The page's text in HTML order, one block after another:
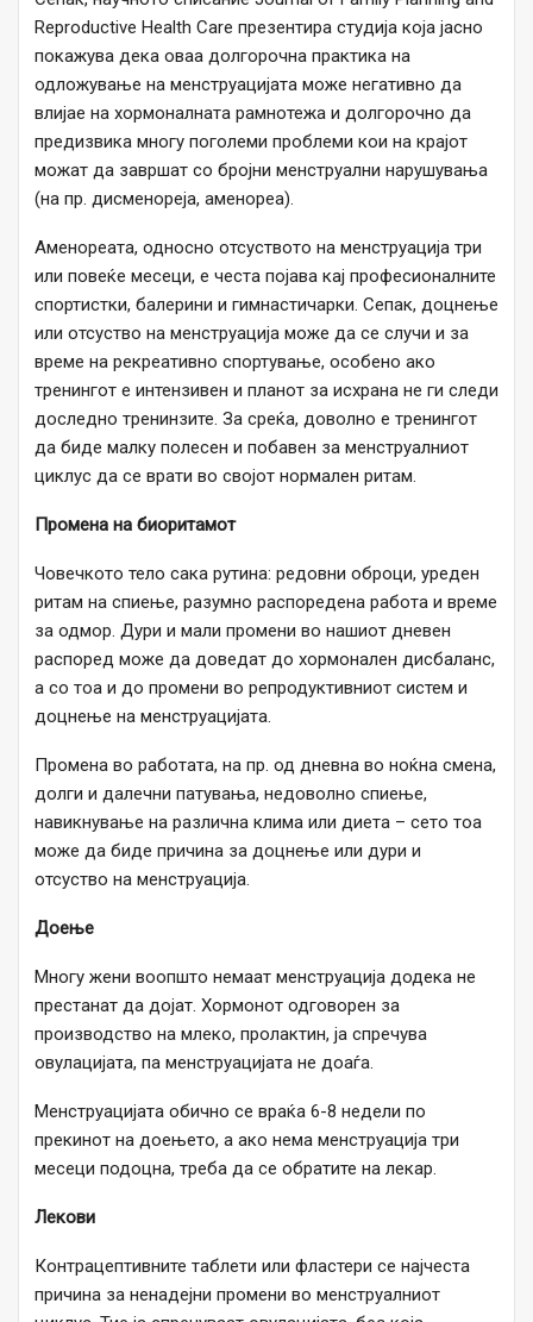
Reproductive Health Care презентира студија која јасно
покажува дека оваа долгорочна практика на
одложување на менструацијата може негативно да
влијае на хормоналната рамнотежа и долгорочно да
предизвика многу поголеми проблеми кои на крајот
можат да завршат со бројни менструални нарушувања
(на пр. дисменореја, аменореа).
Аменореата, односно отсуството на менструација три
или повеќе месеци, е честа појава кај професионалните
спортистки, балерини и гимнастичарки. Сепак, доцнење
или отсуство на менструација може да се случи и за
време на рекреативно спортување, особено ако
тренингот е интензивен и планот за исхрана не ги следи
доследно тренинзите. За среќа, доволно е тренингот
да биде малку полесен и побавен за менструалниот
циклус да се врати во својот нормален ритам.
Промена на биоритамот
Човечкото тело сака рутина: редовни оброци, уреден
ритам на спиење, разумно распоредена работа и време
за одмор. Дури и мали промени во нашиот дневен
распоред може да доведат до хормонален дисбаланс,
а со тоа и до промени во репродуктивниот систем и
доцнење на менструацијата.
Промена во работата, на пр. од дневна во ноќна смена,
долги и далечни патувања, недоволно спиење,
навикнување на различна клима или диета – сето тоа
може да биде причина за доцнење или дури и
отсуство на менструација.
Доење
Многу жени воопшто немаат менструација додека не
престанат да дојат. Хормонот одговорен за
производство на млеко, пролактин, ја спречува
овулацијата, па менструацијата не доаѓа.
Менструацијата обично се враќа 6-8 недели по
прекинот на доењето, а ако нема менструација три
месеци подоцна, треба да се обратите на лекар.
Лекови
Контрацептивните таблети или фластери се најчеста
причина за ненадејни промени во менструалниот